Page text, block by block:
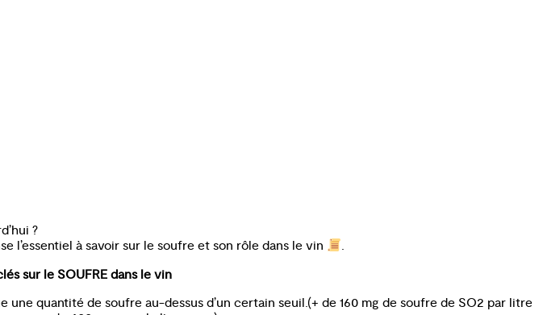
?
l’essentiel à savoir sur le soufre et son rôle dans le vin
.
sur le SOUFRE dans le vin
quantité de soufre au-dessus d’un certain seuil.(+ de 160 mg de soufre de SO2 par litre